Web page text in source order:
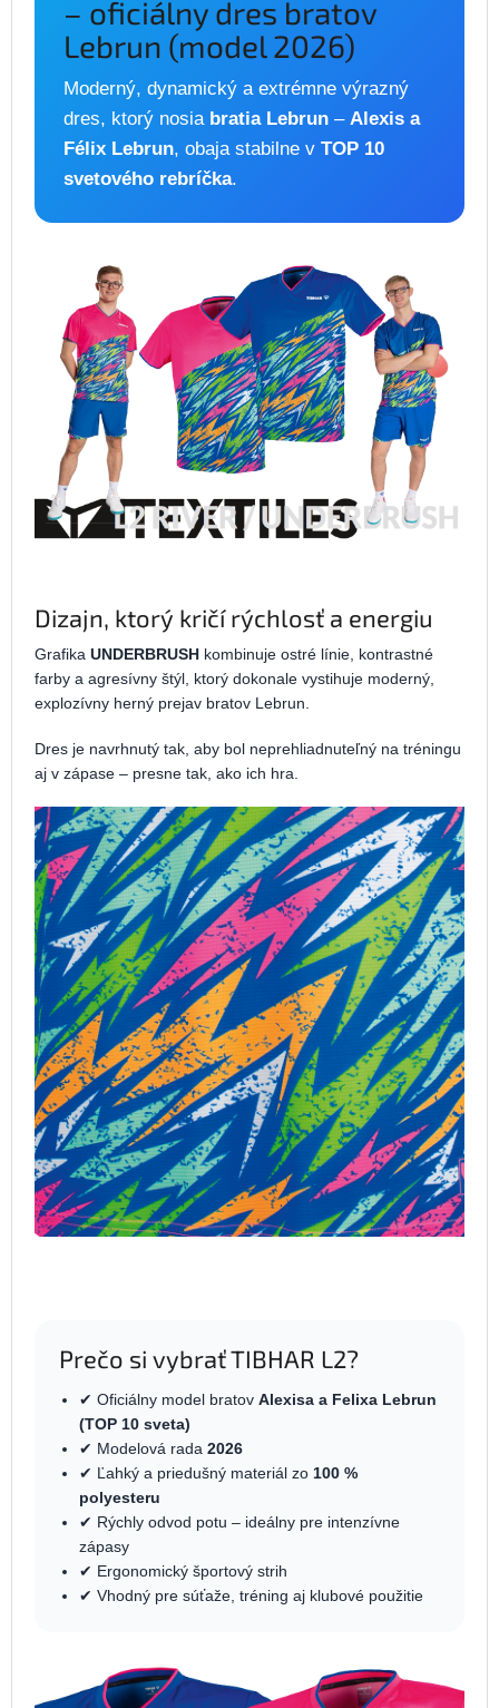
– oficiálny dres bratov
Lebrun (model 2026)
Moderný, dynamický a extrémne výrazný
dres, ktorý nosia bratia Lebrun – Alexis a
Félix Lebrun, obaja stabilne v TOP 10
svetového rebríčka.
Dizajn, ktorý kričí rýchlosť a energiu
Grafika UNDERBRUSH kombinuje ostré línie, kontrastné
farby a agresívny štýl, ktorý dokonale vystihuje moderný,
explozívny herný prejav bratov Lebrun.
Dres je navrhnutý tak, aby bol neprehliadnuteľný na tréningu
aj v zápase – presne tak, ako ich hra.
Prečo si vybrať TIBHAR L2?
✔ Oficiálny model bratov Alexisa a Felixa Lebrun
(TOP 10 sveta)
✔ Modelová rada 2026
✔ Ľahký a priedušný materiál zo 100 %
polyesteru
✔ Rýchly odvod potu – ideálny pre intenzívne
zápasy
✔ Ergonomický športový strih
✔ Vhodný pre súťaže, tréning aj klubové použitie